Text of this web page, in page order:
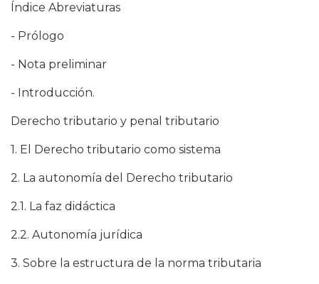
Índice Abreviaturas
- Prólogo
- Nota preliminar
- Introducción.
Derecho tributario y penal tributario
1. El Derecho tributario como sistema
2. La autonomía del Derecho tributario
2.1. La faz didáctica
2.2. Autonomía jurídica
3. Sobre la estructura de la norma tributaria